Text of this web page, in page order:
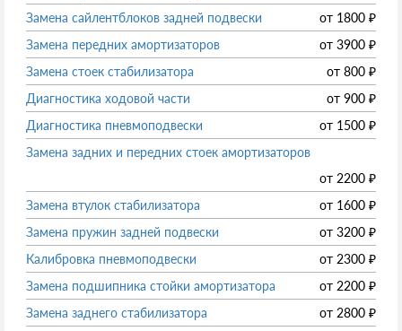
Замена сайлентблоков задней подвески
от 1800 ₽
Замена передних амортизаторов
от 3900 ₽
Замена стоек стабилизатора
от 800 ₽
Диагностика ходовой части
от 900 ₽
Диагностика пневмоподвески
от 1500 ₽
Замена задних и передних стоек амортизаторов
от 2200 ₽
Замена втулок стабилизатора
от 1600 ₽
Замена пружин задней подвески
от 3200 ₽
Калибровка пневмоподвески
от 2300 ₽
Замена подшипника стойки амортизатора
от 2200 ₽
Замена заднего стабилизатора
от 2800 ₽